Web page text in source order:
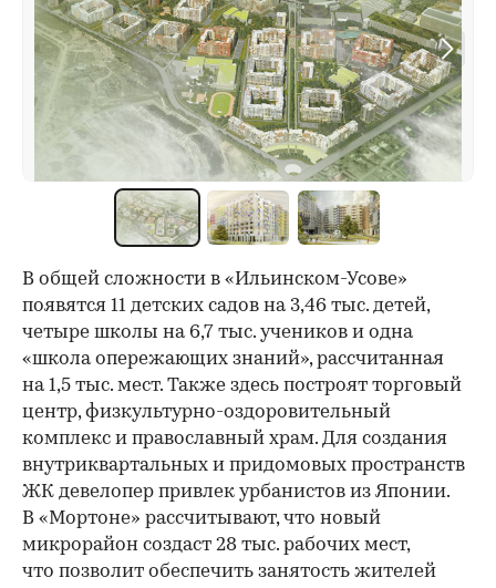
В общей сложности в «Ильинском-Усове»
появятся 11 детских садов на 3,46 тыс. детей,
четыре школы на 6,7 тыс. учеников и одна
«школа опережающих знаний», рассчитанная
на 1,5 тыс. мест. Также здесь построят торговый
центр, физкультурно-оздоровительный
комплекс и православный храм. Для создания
внутриквартальных и придомовых пространств
ЖК девелопер привлек урбанистов из Японии.
В «Мортоне» рассчитывают, что новый
микрорайон создаст 28 тыс. рабочих мест,
что позволит обеспечить занятость жителей